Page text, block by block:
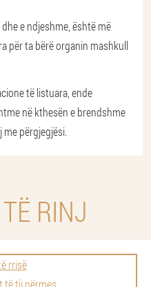
e ndjeshme, është më
për ta bërë organin mashkull
të listuara, ende
në kthesën e brendshme
përgjegjësi.
RINJ